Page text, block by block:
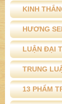
KINH
HƯƠNG
LUẬN ĐẠI
TRUNG
13 PHẨM